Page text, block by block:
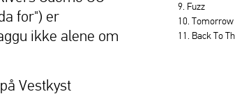
for") er
ikke alene om
Vestkyst
9. Fuzz
10. Tomorrow
11. Back To